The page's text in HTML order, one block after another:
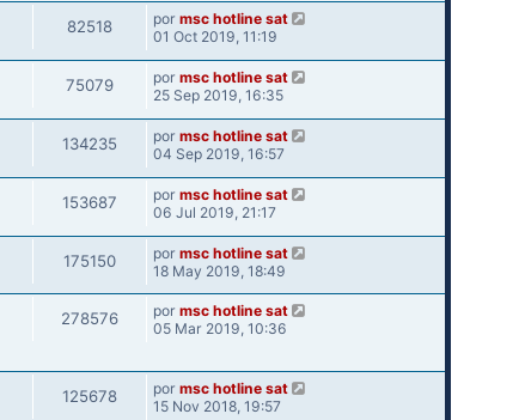
82518 por msc hotline sat
01 Oct 2019, 11:19
75079 por msc hotline sat
25 Sep 2019, 16:35
134235 por msc hotline sat
04 Sep 2019, 16:57
153687 por msc hotline sat
06 Jul 2019, 21:17
175150 por msc hotline sat
18 May 2019, 18:49
278576 por msc hotline sat
05 Mar 2019, 10:36
125678 por msc hotline sat
15 Nov 2018, 19:57